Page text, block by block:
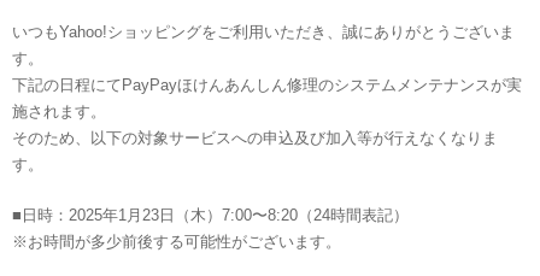
いつもYahoo!ショッピングをご利用いただき、誠にありがとうございま
す。
下記の日程にてPayPayほけんあんしん修理のシステムメンテナンスが実
施されます。
そのため、以下の対象サービスへの申込及び加入等が行えなくなりま
す。
■日時：2025年1月23日（木）7:00〜8:20（24時間表記）
※お時間が多少前後する可能性がございます。